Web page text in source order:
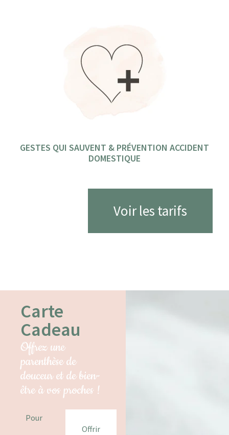
GESTES QUI SAUVENT & PRÉVENTION ACCIDENT
DOMESTIQUE​
Voir les tarifs
Carte
Cadeau
Offrez une
parenthèse de
douceur et de bien-
être à vos proches !
Pour
Offrir